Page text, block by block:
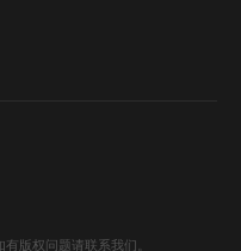
版权问题请联系我们。